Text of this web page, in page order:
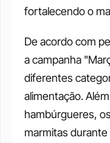
fortalecendo o
De acordo com
a campanha
diferentes
alimentação.
hambúrgueres,
marmitas